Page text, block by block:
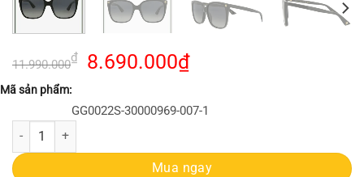
11.990.000₫
Giá
11.990.000₫.
8.690.000₫Giá
là:
Mã sản phẩm:
GG0022S-30000969-007-1
Mắt Kính Gucci GG0022S-30000969-007 Ns Gery Black số lượng
Mua ngay